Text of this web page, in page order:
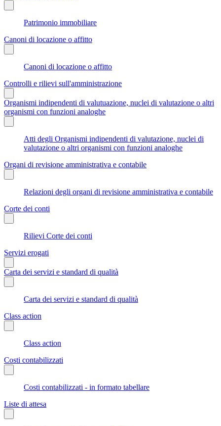
Patrimonio immobiliare
Canoni di locazione o affitto
Canoni di locazione o affitto
Controlli e rilievi sull'amministrazione
Organismi indipendenti di valutuazione, nuclei di valutazione o altri
organismi con funzioni analoghe
Atti degli Organismi indipendenti di valutazione, nuclei di
valutazione o altri organismi con funzioni analoghe
Organi di revisione amministrativa e contabile
Relazioni degli organi di revisione amministrativa e contabile
Corte dei conti
Rilievi Corte dei conti
Servizi erogati
Carta dei servizi e standard di qualità
Carta dei servizi e standard di qualità
Class action
Class action
Costi contabilizzati
Costi contabilizzati - in formato tabellare
Liste di attesa